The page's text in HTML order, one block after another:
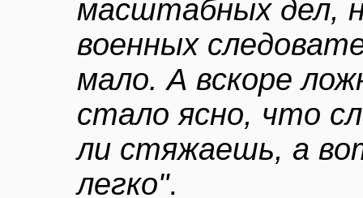
масштабных дел,
военных
мало. А вскоре
стало ясно, что
ли стяжаешь, а
легко".